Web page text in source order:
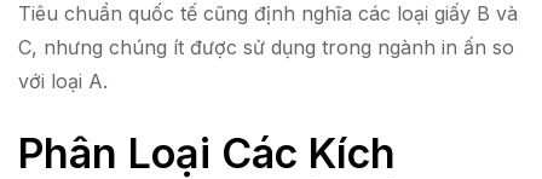
Tiêu chuẩn quốc tế cũng định nghĩa các loại giấy B và
C, nhưng chúng ít được sử dụng trong ngành in ấn so
với loại A.
Phân Loại Các Kích